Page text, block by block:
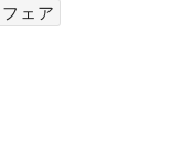
フェア